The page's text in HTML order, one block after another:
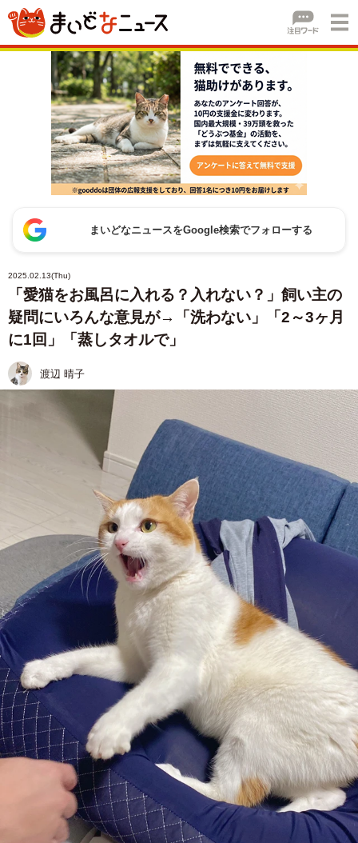
まいどなニュースをGoogle検索でフォローする
2025.02.13(Thu)
「愛猫をお風呂に入れる？入れない？」飼い主の
疑問にいろんな意見が→「洗わない」「2～3ヶ月
に1回」「蒸しタオルで」
渡辺 晴子